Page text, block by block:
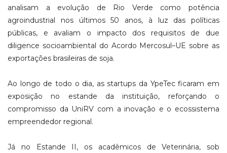
analisam a evolução de Rio Verde como potência
agroindustrial nos últimos 50 anos, à luz das políticas
públicas, e avaliam o impacto dos requisitos de due
diligence socioambiental do Acordo Mercosul–UE sobre as
exportações brasileiras de soja.
Ao longo de todo o dia, as startups da YpeTec ficaram em
exposição no estande da instituição, reforçando o
compromisso da UniRV com a inovação e o ecossistema
empreendedor regional.
Já no Estande II, os acadêmicos de Veterinária, sob